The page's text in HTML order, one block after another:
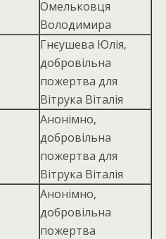
Омельковця
Володимира
Гнєушева Юлія,
добровiльна
пожертва для
Вiтрука Вiталiя
Анонімно,
добровільна
пожертва для
Вітрука Віталія
Анонімно,
добровільна
пожертва